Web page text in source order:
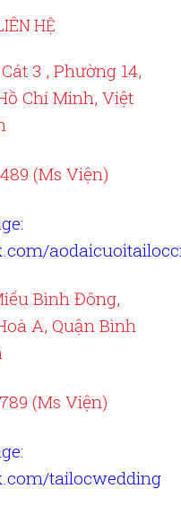
HỆ
3 , Phường 14,
Chí Minh, Việt
(Ms Viện)
:
Bình Đông,
A, Quận Bình
(Ms Viện)
:
tailocwedding